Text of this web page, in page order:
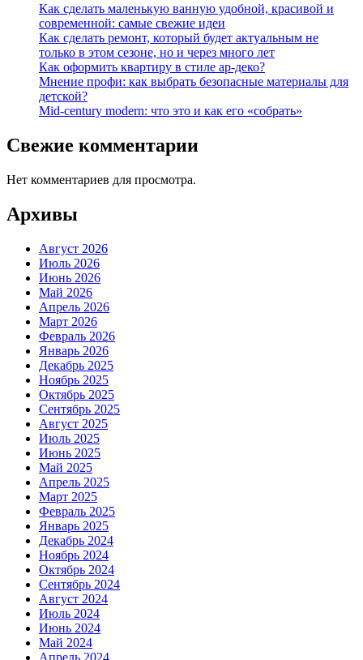
Как сделать маленькую ванную удобной, красивой и
современной: самые свежие идеи
Как сделать ремонт, который будет актуальным не
только в этом сезоне, но и через много лет
Как оформить квартиру в стиле ар-деко?
Мнение профи: как выбрать безопасные материалы для
детской?
Mid-century modern: что это и как его «собрать»
Свежие комментарии
Нет комментариев для просмотра.
Архивы
Август 2026
Июль 2026
Июнь 2026
Май 2026
Апрель 2026
Март 2026
Февраль 2026
Январь 2026
Декабрь 2025
Ноябрь 2025
Октябрь 2025
Сентябрь 2025
Август 2025
Июль 2025
Июнь 2025
Май 2025
Апрель 2025
Март 2025
Февраль 2025
Январь 2025
Декабрь 2024
Ноябрь 2024
Октябрь 2024
Сентябрь 2024
Август 2024
Июль 2024
Июнь 2024
Май 2024
Апрель 2024